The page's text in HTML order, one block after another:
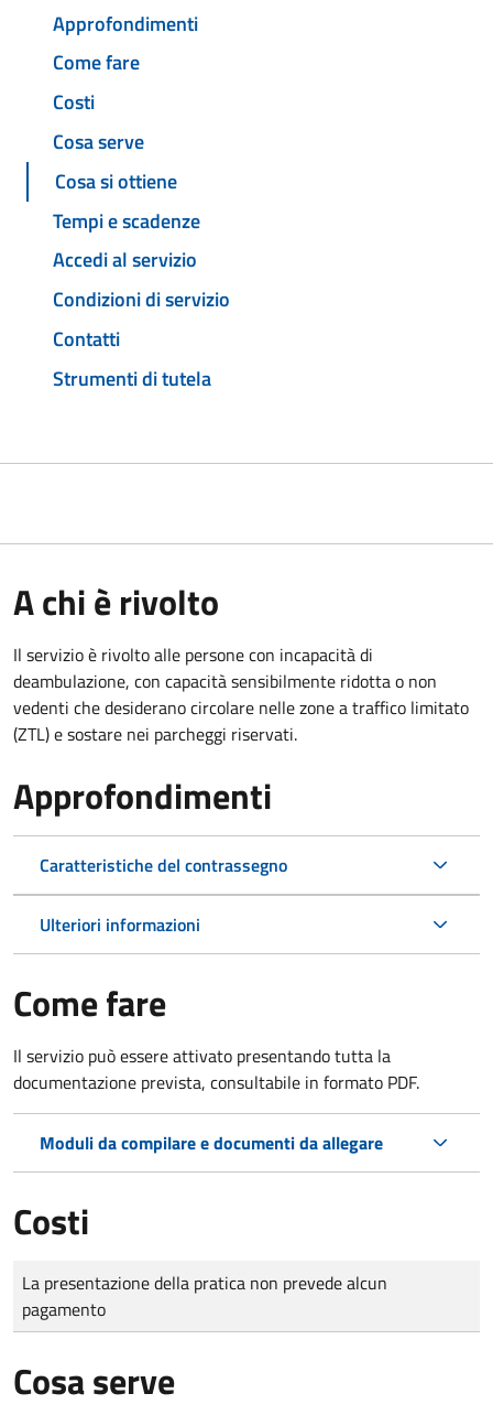
Approfondimenti
Come fare
Costi
Cosa serve
Cosa si ottiene
Tempi e scadenze
Accedi al servizio
Condizioni di servizio
Contatti
Strumenti di tutela
A chi è rivolto
Il servizio è rivolto alle persone con incapacità di
deambulazione, con capacità sensibilmente ridotta o non
vedenti che desiderano circolare nelle zone a traffico limitato
(ZTL) e sostare nei parcheggi riservati.
Approfondimenti
Caratteristiche del contrassegno
Ulteriori informazioni
Come fare
Il servizio può essere attivato presentando tutta la
documentazione prevista, consultabile in formato PDF.
Moduli da compilare e documenti da allegare
Costi
Tipo di pagamento
Importo
La presentazione della pratica non prevede alcun
pagamento
Cosa serve